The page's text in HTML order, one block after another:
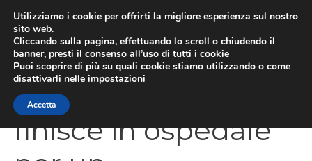
contenuto
Belen Rodriguez
finisce in ospedale
Utilizziamo i cookie per offrirti la migliore esperienza sul nostro
sito web.
Cliccando sulla pagina, effettuando lo scroll o chiudendo il
banner, presti il consenso all’uso di tutti i cookie
Puoi scoprire di più su quali cookie stiamo utilizzando o come
disattivarli nelle impostazioni
Accetta